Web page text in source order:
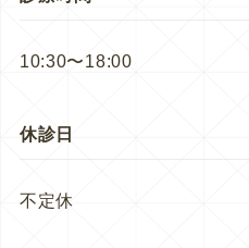
10:30〜18:00
休診日
不定休